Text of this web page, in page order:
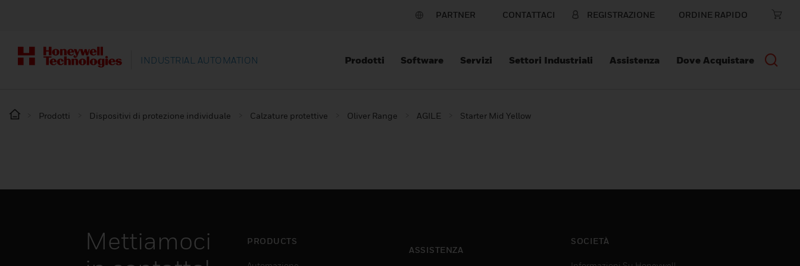
PARTNER CONTATTACI REGISTRAZIONE ORDINE RAPIDO
INDUSTRIAL AUTOMATION Prodotti Software Servizi Settori Industriali Assistenza Dove Acquistare
Prodotti Dispositivi di protezione individuale Calzature protettive Oliver Range AGILE Starter Mid Yellow
Mettiamoci
PRODUCTS
ASSISTENZA
SOCIETÀ